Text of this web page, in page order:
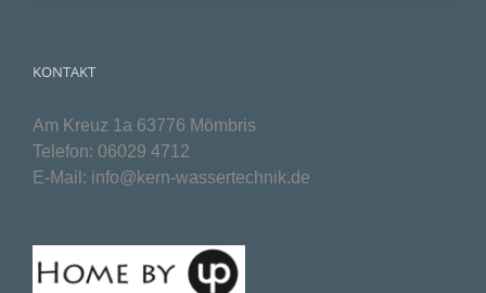
KONTAKT
Am Kreuz 1a 63776 Mömbris
Telefon: 06029 4712
E-Mail: info@kern-wassertechnik.de